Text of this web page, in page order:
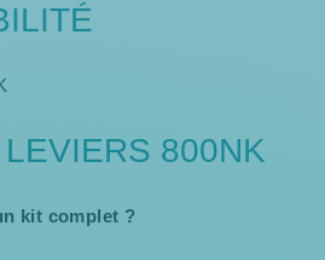
800NK
kit complet ?